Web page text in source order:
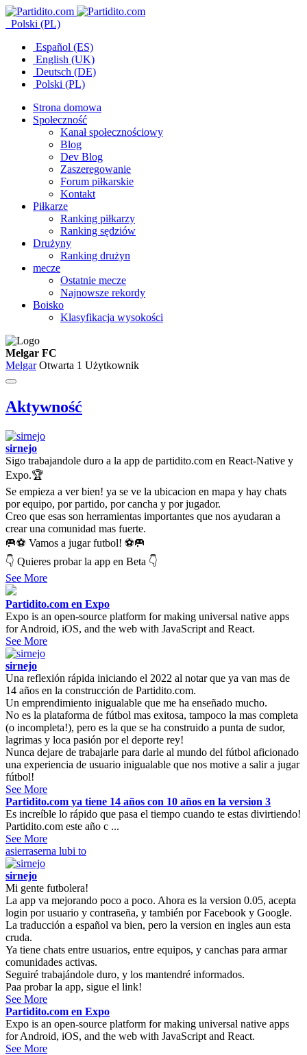
Polski (PL)
Español (ES)
English (UK)
Deutsch (DE)
Polski (PL)
Strona domowa
Społeczność
Kanał społecznościowy
Blog
Dev Blog
Zaszeregowanie
Forum piłkarskie
Kontakt
Piłkarze
Ranking piłkarzy
Ranking sędziów
Drużyny
Ranking drużyn
mecze
Ostatnie mecze
Najnowsze rekordy
Boisko
Klasyfikacja wysokości
Melgar FC
MelgarOtwarta 1 Użytkownik
Aktywność
sirnejo
Sigo trabajandole duro a la app de partidito.com en React-Native y
Expo.🏆
Se empieza a ver bien! ya se ve la ubicacion en mapa y hay chats
por equipo, por partido, por cancha y por jugador.
Creo que esas son herramientas importantes que nos ayudaran a
crear una comunidad mas fuerte.
🥅⚽ Vamos a jugar futbol! ⚽🥅
👇 Quieres probar la app en Beta 👇
See More
Partidito.com en Expo
Expo is an open-source platform for making universal native apps
for Android, iOS, and the web with JavaScript and React.
See More
sirnejo
Una reflexión rápida iniciando el 2022 al notar que ya van mas de
14 años en la construcción de Partidito.com.
Un emprendimiento inigualable que me ha enseñado mucho.
No es la plataforma de fútbol mas exitosa, tampoco la mas completa
(o incompleta!), pero es la que se ha construido a punta de sudor,
lagrimas y loca pasión por el deporte rey!
Nunca dejare de trabajarle para darle al mundo del fútbol aficionado
una experiencia de usuario inigualable que nos motive a salir a jugar
fútbol!
See More
Partidito.com ya tiene 14 años con 10 años en la version 3
Es increíble lo rápido que pasa el tiempo cuando te estas divirtiendo!
Partidito.com este año c ...
See More
asierraserna lubi to
sirnejo
Mi gente futbolera!
La app va mejorando poco a poco. Ahora es la version 0.05, acepta
login por usuario y contraseña, y también por Facebook y Google.
La traducción a español va bien, pero la version en ingles aun esta
cruda.
Ya tiene chats entre usuarios, entre equipos, y canchas para armar
comunidades activas.
Seguiré trabajándole duro, y los mantendré informados.
Paa probar la app, sigue el link!
See More
Partidito.com en Expo
Expo is an open-source platform for making universal native apps
for Android, iOS, and the web with JavaScript and React.
See More